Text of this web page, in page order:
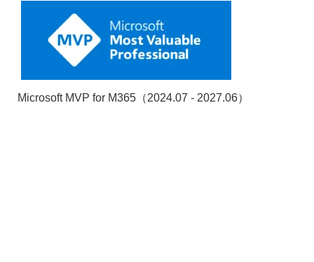
Microsoft MVP for M365（2024.07 - 2027.06）